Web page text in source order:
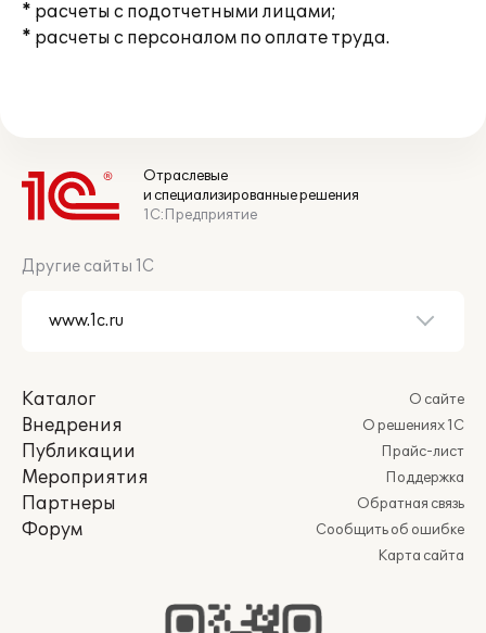
* расчеты с подотчетными лицами;
* расчеты с персоналом по оплате труда.
Отраслевые
и специализированные решения
1С:Предприятие
Другие сайты 1С
Каталог
Внедрения
Публикации
Мероприятия
Партнеры
Форум
О сайте
О решениях 1С
Прайс-лист
Поддержка
Обратная связь
Сообщить об ошибке
Карта сайта